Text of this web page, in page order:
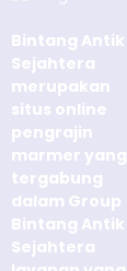
Bintang Antik
Sejahtera
merupakan
situs online
pengrajin
marmer yang
tergabung
dalam Group
Bintang Antik
Sejahtera